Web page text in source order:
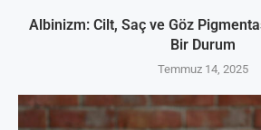
Albinizm: Cilt, Saç ve Göz
Bir Durum
Temmuz 14, 2025